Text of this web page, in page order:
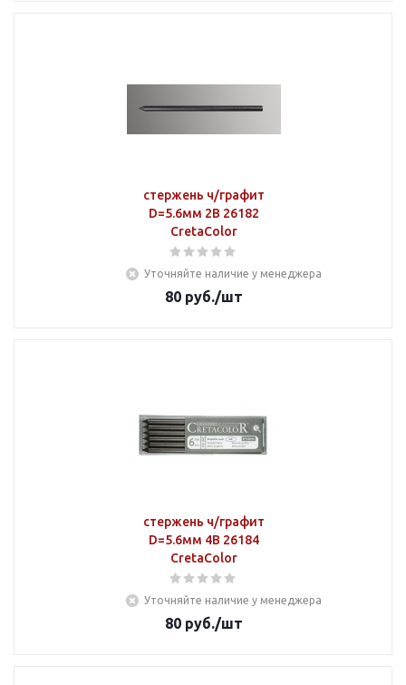
стержень ч/графит
D=5.6мм 2B 26182
CretaColor
Уточняйте наличие у менеджера
80руб./шт
стержень ч/графит
D=5.6мм 4B 26184
CretaColor
Уточняйте наличие у менеджера
80руб./шт